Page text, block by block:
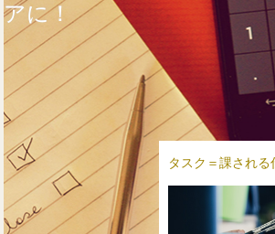
アに！
タスク＝課される